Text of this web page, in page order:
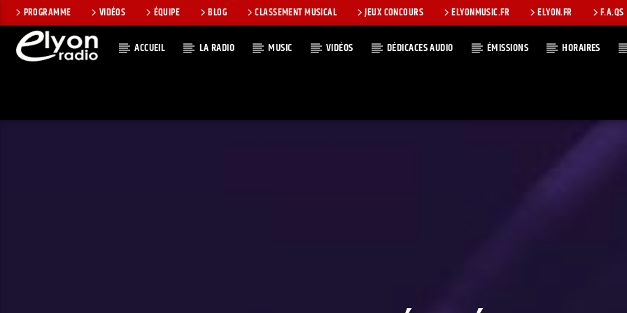
PROGRAMME VIDÉOS ÉQUIPE BLOG CLASSEMENT MUSICAL JEUX CONCOURS ELYONMUSIC.FR ELYON.FR F.A.QS
ACCUEIL LA RADIO MUSIC VIDÉOS DÉDICACES AUDIO ÉMISSIONS HORAIRES